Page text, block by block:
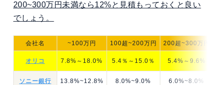
200~300万円未満なら12%と見積もっておくと良い
でしょう。
会社名 ~100万円 100超~200万円 200超~300万円
オリコ 7.8%～18.0% 5.4％～15.0％ 5.4%～9.6%
ソニー銀行 13.8%~12.8% 8.0%~9.0% 6.0%~8.0%